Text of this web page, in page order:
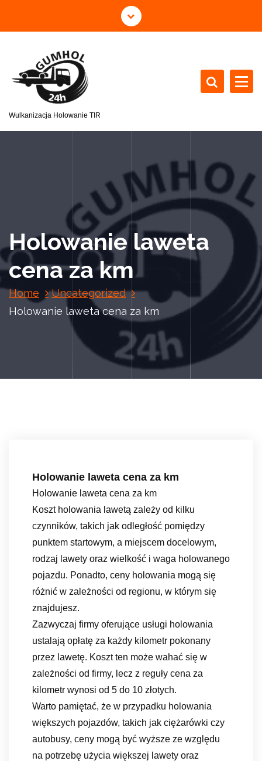
Wulkanizacja Holowanie TIR
Holowanie laweta
cena za km
Home
Uncategorized
Holowanie laweta cena za km
Holowanie laweta cena za km
Holowanie laweta cena za km
Koszt holowania lawetą zależy od kilku
czynników, takich jak odległość pomiędzy
punktem startowym, a miejscem docelowym,
rodzaj lawety oraz wielkość i waga holowanego
pojazdu. Ponadto, ceny holowania mogą się
różnić w zależności od regionu, w którym się
znajdujesz.
Zazwyczaj firmy oferujące usługi holowania
ustalają opłatę za każdy kilometr pokonany
przez lawetę. Koszt ten może wahać się w
zależności od firmy, lecz z reguły cena za
kilometr wynosi od 5 do 10 złotych.
Warto pamiętać, że w przypadku holowania
większych pojazdów, takich jak ciężarówki czy
autobusy, ceny mogą być wyższe ze względu
na potrzebę użycia większej lawety oraz